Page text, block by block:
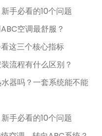
手必看的10个问题
空调最舒服？
这三个核心指标
流程有什么区别？
器吗？一套系统能不能
手必看的10个问题